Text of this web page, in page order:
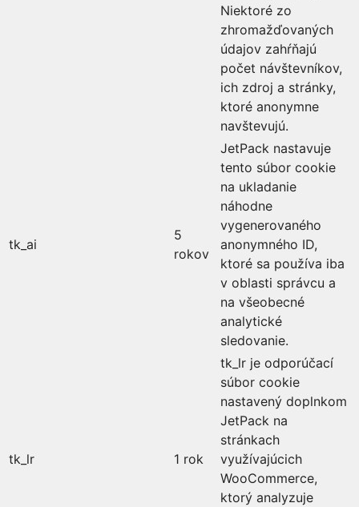
Niektoré zo
zhromažďovaných
údajov zahŕňajú
počet návštevníkov,
ich zdroj a stránky,
ktoré anonymne
navštevujú.
tk_ai
5
rokov
JetPack nastavuje
tento súbor cookie
na ukladanie
náhodne
vygenerovaného
anonymného ID,
ktoré sa používa iba
v oblasti správcu a
na všeobecné
analytické
sledovanie.
tk_lr 1 rok
tk_lr je odporúčací
súbor cookie
nastavený doplnkom
JetPack na
stránkach
využívajúcich
WooCommerce,
ktorý analyzuje